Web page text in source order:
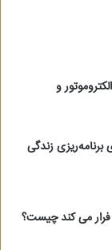
و
برنامه‌ریزی زندگی
می کند چیست؟